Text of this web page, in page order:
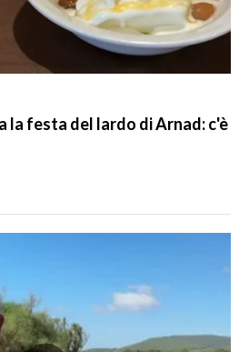
la festa del lardo di Arnad: c'è